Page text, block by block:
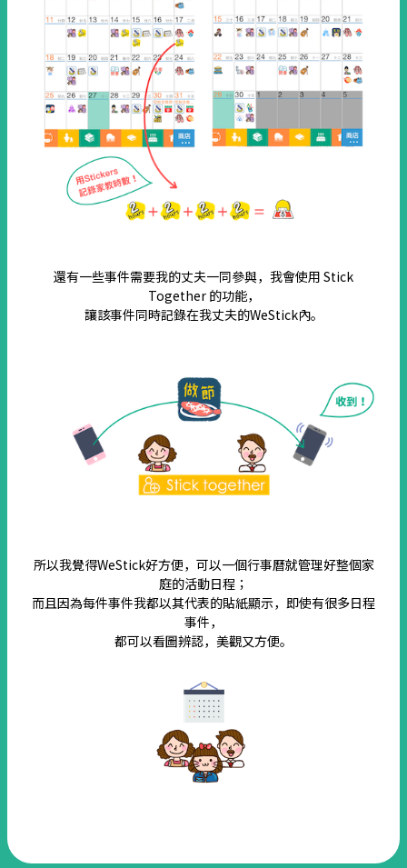
還有一些事件需要我的丈夫一同參與，我會使用 Stick
Together 的功能，
讓該事件同時記錄在我丈夫的WeStick內。
所以我覺得WeStick好方便，可以一個行事曆就管理好整個家
庭的活動日程；
而且因為每件事件我都以其代表的貼紙顯示，即使有很多日程
事件，
都可以看圖辨認，美觀又方便。